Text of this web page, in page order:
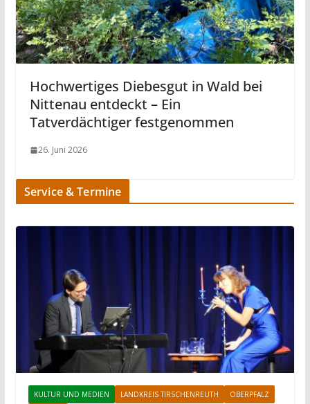
Hochwertiges Diebesgut in Wald bei
Nittenau entdeckt – Ein
Tatverdächtiger festgenommen
26. Juni 2026
Service & Termine
KULTUR UND MEDIEN LANDKREIS TIRSCHENREUTH
OBERPFALZ